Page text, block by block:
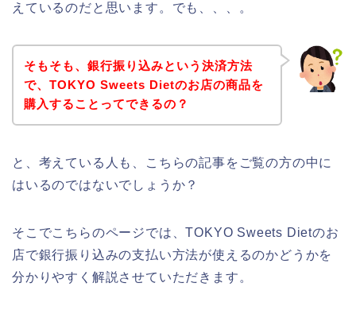
えているのだと思います。でも、、、。
そもそも、銀行振り込みという決済方法
で、TOKYO Sweets Dietのお店の商品を
購入することってできるの？
と、考えている人も、こちらの記事をご覧の方の中に
はいるのではないでしょうか？
そこでこちらのページでは、TOKYO Sweets Dietのお
店で銀行振り込みの支払い方法が使えるのかどうかを
分かりやすく解説させていただきます。